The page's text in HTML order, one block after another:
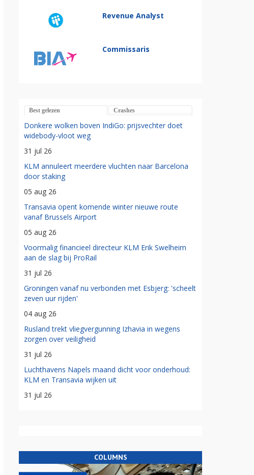
Revenue Analyst
Commissaris
Best gelezen Crashes
Donkere wolken boven IndiGo: prijsvechter doet
widebody-vloot weg
31 jul 26
KLM annuleert meerdere vluchten naar Barcelona
door staking
05 aug 26
Transavia opent komende winter nieuwe route
vanaf Brussels Airport
05 aug 26
Voormalig financieel directeur KLM Erik Swelheim
aan de slag bij ProRail
31 jul 26
Groningen vanaf nu verbonden met Esbjerg: 'scheelt
zeven uur rijden'
04 aug 26
Rusland trekt vliegvergunning Izhavia in wegens
zorgen over veiligheid
31 jul 26
Luchthavens Napels maand dicht voor onderhoud:
KLM en Transavia wijken uit
31 jul 26
COLUMNS